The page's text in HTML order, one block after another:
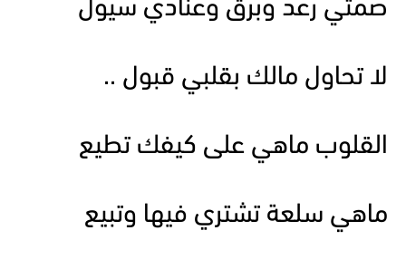
صمتي رعد وبرق وعنادي سيول
لا تحاول مالك بقلبي قبول ..
القلوب ماهي على كيفك تطيع
ماهي سلعة تشتري فيها وتبيع